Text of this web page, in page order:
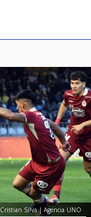
Cristian Silva | Agencia UNO